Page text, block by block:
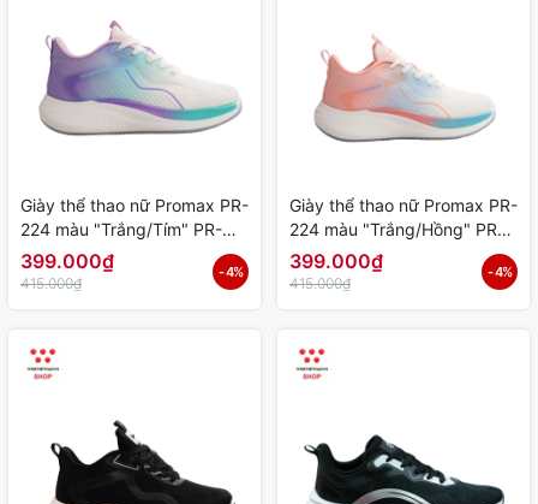
Giày thể thao nữ Promax PR-
224 màu "Trắng/Tím" PR-
224-03 - Hàng Chính Hãng
399.000₫
415.000₫
- 4%
Giày thể thao nữ Promax PR-
224 màu "Trắng/Hồng" PR-
224-02 - Hàng Chính Hãng
399.000₫
415.000₫
- 4%